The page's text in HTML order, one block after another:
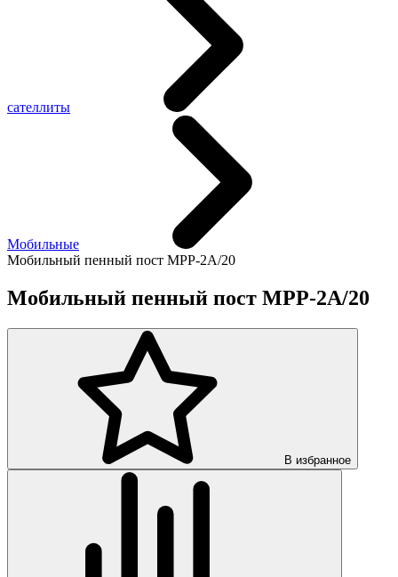
сателлиты
Мобильные
Мобильный пенный пост MPP-2A/20
Мобильный пенный пост MPP-2A/20
В избранное